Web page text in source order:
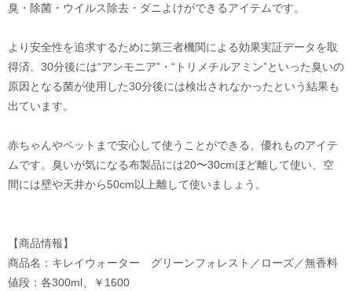
臭・除菌・ウイルス除去・ダニよけができるアイテムです。
より安全性を追求するために第三者機関による効果実証データを取
得済。30分後には“アンモニア”・“トリメチルアミン”といった臭いの
原因となる菌が使用した30分後には検出されなかったという結果も
出ています。
赤ちゃんやペットまで安心して使うことができる、優れものアイテ
ムです。臭いが気になる布製品には20〜30cmほど離して使い、空
間には壁や天井から50cm以上離して使いましょう。
【商品情報】
商品名：キレイウォーター グリーンフォレスト／ローズ／無香料
値段：各300ml、￥1600